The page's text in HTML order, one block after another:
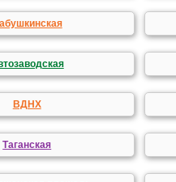
ВДНХ
Таганская